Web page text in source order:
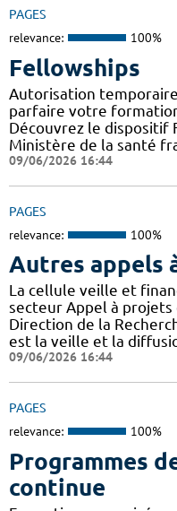
PAGES
relevance: 100%
Fellowships
Autorisation
parfaire votre
Découvrez le dispositif
Ministère de la santé
09/06/2026 16:44
PAGES
relevance: 100%
Autres appels
La cellule veille et
secteur Appel à
Direction de la
est la veille et la
09/06/2026 16:44
PAGES
relevance: 100%
Programmes
continue